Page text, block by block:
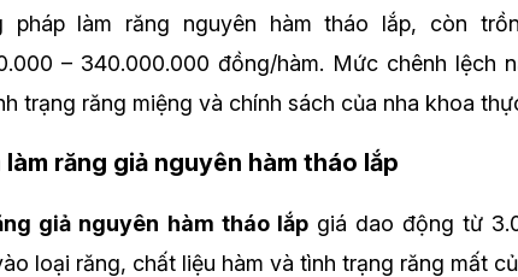
pháp làm răng nguyên hàm tháo lắp, còn
– 340.000.000 đồng/hàm. Mức chênh lệch
trạng răng miệng và chính sách của nha khoa
làm răng giả nguyên hàm tháo lắp
giả nguyên hàm tháo lắpgiá dao động từ
loại răng, chất liệu hàm và tình trạng răng mất